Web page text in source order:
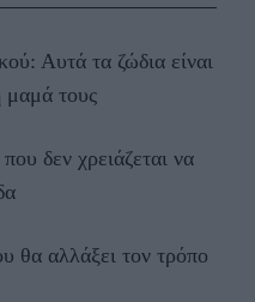
Αυτά τα ζώδια είναι
μαμά τους
δεν χρειάζεται να
θα αλλάξει τον τρόπο